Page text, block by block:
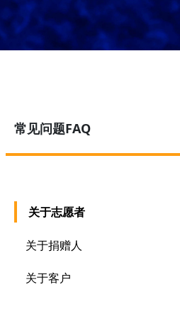
常见问题FAQ
关于志愿者
关于捐赠人
关于客户